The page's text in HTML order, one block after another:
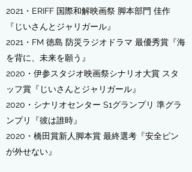
2021・ERIFF 国際和解映画祭 脚本部門 佳作
『じいさんとジャリガール』
2021・FM 徳島 防災ラジオドラマ 最優秀賞『海
を背に、未来を願う』
2020・伊参スタジオ映画祭シナリオ大賞 スタ
ッフ賞『じいさんとジャリガール』
2020・シナリオセンター S1グランプリ 準グラ
ンプリ『彼は誰時』
​2020・橋田賞新人脚本賞 最終選考『安全ピン
が外せない』